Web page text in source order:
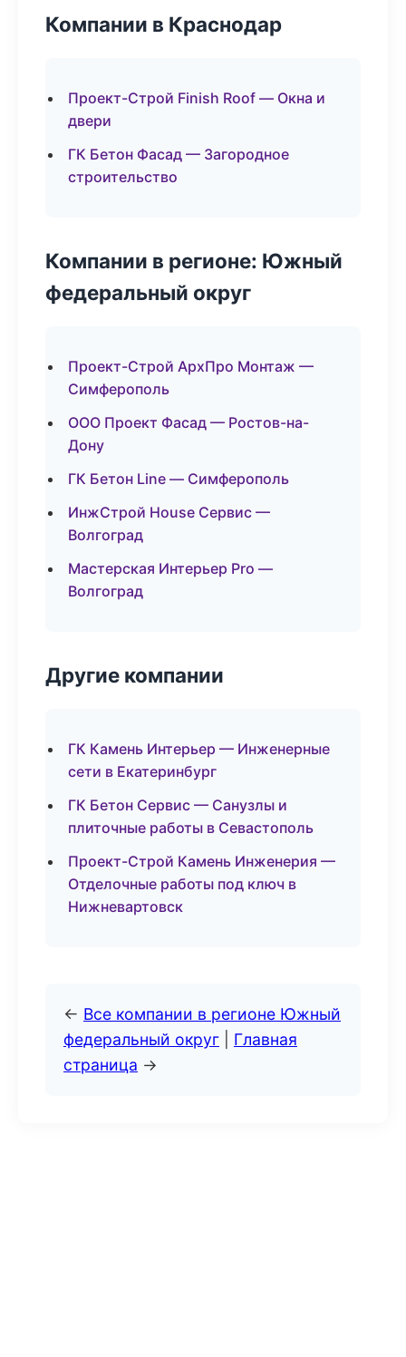
Компании в Краснодар
Проект-Строй Finish Roof — Окна и
двери
ГК Бетон Фасад — Загородное
строительство
Компании в регионе: Южный
федеральный округ
Проект-Строй АрхПро Монтаж —
Симферополь
ООО Проект Фасад — Ростов-на-
Дону
ГК Бетон Line — Симферополь
ИнжСтрой House Сервис —
Волгоград
Мастерская Интерьер Pro —
Волгоград
Другие компании
ГК Камень Интерьер — Инженерные
сети в Екатеринбург
ГК Бетон Сервис — Санузлы и
плиточные работы в Севастополь
Проект-Строй Камень Инженерия —
Отделочные работы под ключ в
Нижневартовск
← Все компании в регионе Южный
федеральный округ
Главная
страница →